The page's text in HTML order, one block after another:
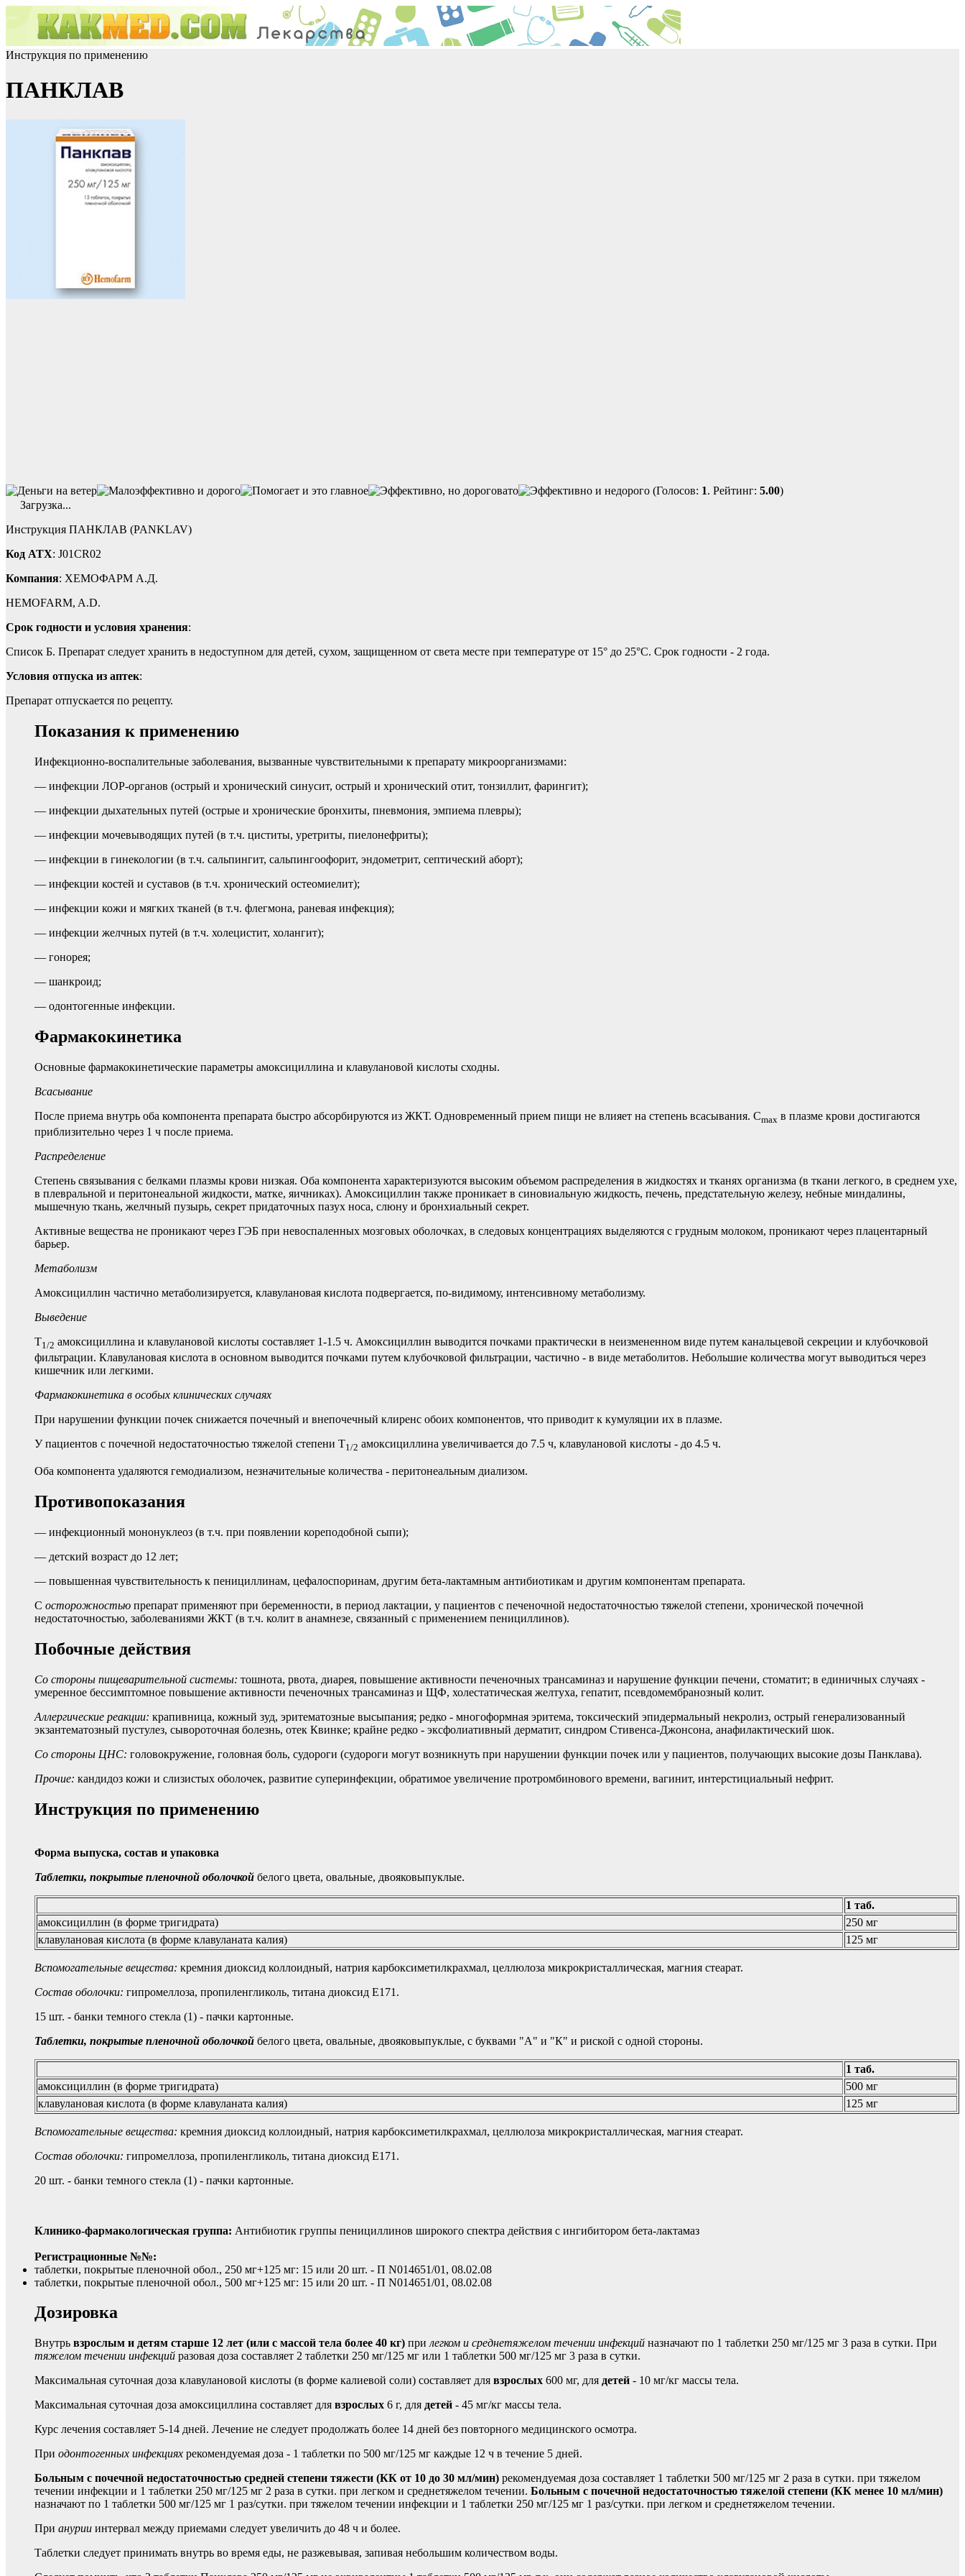
Инструкция по применению
ПАНКЛАВ
(Голосов: 1. Рейтинг: 5.00)
Загрузка...
Инструкция ПАНКЛАВ (PANKLAV)
Код ATX: J01CR02
Компания: ХЕМОФАРМ А.Д.
HEMOFARM, A.D.
Срок годности и условия хранения:
Список Б. Препарат следует хранить в недоступном для детей, сухом, защищенном от света месте при температуре от 15° до 25°C. Срок годности - 2 года.
Условия отпуска из аптек:
Препарат отпускается по рецепту.
Показания к применению
Инфекционно-воспалительные заболевания, вызванные чувствительными к препарату микроорганизмами:
— инфекции ЛОР-органов (острый и хронический синусит, острый и хронический отит, тонзиллит, фарингит);
— инфекции дыхательных путей (острые и хронические бронхиты, пневмония, эмпиема плевры);
— инфекции мочевыводящих путей (в т.ч. циститы, уретриты, пиелонефриты);
— инфекции в гинекологии (в т.ч. сальпингит, сальпингоофорит, эндометрит, септический аборт);
— инфекции костей и суставов (в т.ч. хронический остеомиелит);
— инфекции кожи и мягких тканей (в т.ч. флегмона, раневая инфекция);
— инфекции желчных путей (в т.ч. холецистит, холангит);
— гонорея;
— шанкроид;
— одонтогенные инфекции.
Фармакокинетика
Основные фармакокинетические параметры амоксициллина и клавулановой кислоты сходны.
Всасывание
После приема внутрь оба компонента препарата быстро абсорбируются из ЖКТ. Одновременный прием пищи не влияет на степень всасывания. Cmax в плазме крови достигаются
приблизительно через 1 ч после приема.
Распределение
Степень связывания с белками плазмы крови низкая. Оба компонента характеризуются высоким объемом распределения в жидкостях и тканях организма (в ткани легкого, в среднем ухе,
в плевральной и перитонеальной жидкости, матке, яичниках). Амоксициллин также проникает в синовиальную жидкость, печень, предстательную железу, небные миндалины,
мышечную ткань, желчный пузырь, секрет придаточных пазух носа, слюну и бронхиальный секрет.
Активные вещества не проникают через ГЭБ при невоспаленных мозговых оболочках, в следовых концентрациях выделяются с грудным молоком, проникают через плацентарный
барьер.
Метаболизм
Амоксициллин частично метаболизируется, клавулановая кислота подвергается, по-видимому, интенсивному метаболизму.
Выведение
T1/2 амоксициллина и клавулановой кислоты составляет 1-1.5 ч. Амоксициллин выводится почками практически в неизмененном виде путем канальцевой секреции и клубочковой
фильтрации. Клавулановая кислота в основном выводится почками путем клубочковой фильтрации, частично - в виде метаболитов. Небольшие количества могут выводиться через
кишечник или легкими.
Фармакокинетика в особых клинических случаях
При нарушении функции почек снижается почечный и внепочечный клиренс обоих компонентов, что приводит к кумуляции их в плазме.
У пациентов с почечной недостаточностью тяжелой степени T1/2 амоксициллина увеличивается до 7.5 ч, клавулановой кислоты - до 4.5 ч.
Оба компонента удаляются гемодиализом, незначительные количества - перитонеальным диализом.
Противопоказания
— инфекционный мононуклеоз (в т.ч. при появлении кореподобной сыпи);
— детский возраст до 12 лет;
— повышенная чувствительность к пенициллинам, цефалоспоринам, другим бета-лактамным антибиотикам и другим компонентам препарата.
С осторожностью препарат применяют при беременности, в период лактации, у пациентов с печеночной недостаточностью тяжелой степени, хронической почечной
недостаточностью, заболеваниями ЖКТ (в т.ч. колит в анамнезе, связанный с применением пенициллинов).
Побочные действия
Со стороны пищеварительной системы: тошнота, рвота, диарея, повышение активности печеночных трансаминаз и нарушение функции печени, стоматит; в единичных случаях -
умеренное бессимптомное повышение активности печеночных трансаминаз и ЩФ, холестатическая желтуха, гепатит, псевдомембранозный колит.
Аллергические реакции: крапивница, кожный зуд, эритематозные высыпания; редко - многоформная эритема, токсический эпидермальный некролиз, острый генерализованный
экзантематозный пустулез, сывороточная болезнь, отек Квинке; крайне редко - эксфолиативный дерматит, синдром Стивенса-Джонсона, анафилактический шок.
Со стороны ЦНС: головокружение, головная боль, судороги (судороги могут возникнуть при нарушении функции почек или у пациентов, получающих высокие дозы Панклава).
Прочие: кандидоз кожи и слизистых оболочек, развитие суперинфекции, обратимое увеличение протромбинового времени, вагинит, интерстициальный нефрит.
Инструкция по применению
Форма выпуска, состав и упаковка
Таблетки, покрытые пленочной оболочкой белого цвета, овальные, двояковыпуклые.
1 таб.
амоксициллин (в форме тригидрата)
250 мг
клавулановая кислота (в форме клавуланата калия)
125 мг
Вспомогательные вещества: кремния диоксид коллоидный, натрия карбоксиметилкрахмал, целлюлоза микрокристаллическая, магния стеарат.
Состав оболочки: гипромеллоза, пропиленгликоль, титана диоксид Е171.
15 шт. - банки темного стекла (1) - пачки картонные.
Таблетки, покрытые пленочной оболочкой белого цвета, овальные, двояковыпуклые, с буквами "А" и "К" и риской с одной стороны.
1 таб.
амоксициллин (в форме тригидрата)
500 мг
клавулановая кислота (в форме клавуланата калия)
125 мг
Вспомогательные вещества: кремния диоксид коллоидный, натрия карбоксиметилкрахмал, целлюлоза микрокристаллическая, магния стеарат.
Состав оболочки: гипромеллоза, пропиленгликоль, титана диоксид Е171.
20 шт. - банки темного стекла (1) - пачки картонные.
Клинико-фармакологическая группа: Антибиотик группы пенициллинов широкого спектра действия с ингибитором бета-лактамаз
Регистрационные №№:
таблетки, покрытые пленочной обол., 250 мг+125 мг: 15 или 20 шт. - П N014651/01, 08.02.08
таблетки, покрытые пленочной обол., 500 мг+125 мг: 15 или 20 шт. - П N014651/01, 08.02.08
Дозировка
Внутрь взрослым и детям старше 12 лет (или с массой тела более 40 кг) при легком и среднетяжелом течении инфекций назначают по 1 таблетки 250 мг/125 мг 3 раза в сутки. При
тяжелом течении инфекций разовая доза составляет 2 таблетки 250 мг/125 мг или 1 таблетки 500 мг/125 мг 3 раза в сутки.
Максимальная суточная доза клавулановой кислоты (в форме калиевой соли) составляет для взрослых 600 мг, для детей - 10 мг/кг массы тела.
Максимальная суточная доза амоксициллина составляет для взрослых 6 г, для детей - 45 мг/кг массы тела.
Курс лечения составляет 5-14 дней. Лечение не следует продолжать более 14 дней без повторного медицинского осмотра.
При одонтогенных инфекциях рекомендуемая доза - 1 таблетки по 500 мг/125 мг каждые 12 ч в течение 5 дней.
Больным с почечной недостаточностью средней степени тяжести (КК от 10 до 30 мл/мин) рекомендуемая доза составляет 1 таблетки 500 мг/125 мг 2 раза в сутки. при тяжелом
течении инфекции и 1 таблетки 250 мг/125 мг 2 раза в сутки. при легком и среднетяжелом течении. Больным с почечной недостаточностью тяжелой степени (КК менее 10 мл/мин)
назначают по 1 таблетки 500 мг/125 мг 1 раз/сутки. при тяжелом течении инфекции и 1 таблетки 250 мг/125 мг 1 раз/сутки. при легком и среднетяжелом течении.
При анурии интервал между приемами следует увеличить до 48 ч и более.
Таблетки следует принимать внутрь во время еды, не разжевывая, запивая небольшим количеством воды.